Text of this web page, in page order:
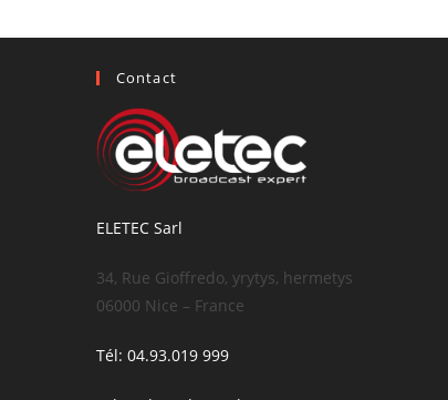
Contact
ELETEC Sarl
34, Rue Gioffredo, yrytys, hermetys
06000 Nice – France
Tél: 04.93.019 999